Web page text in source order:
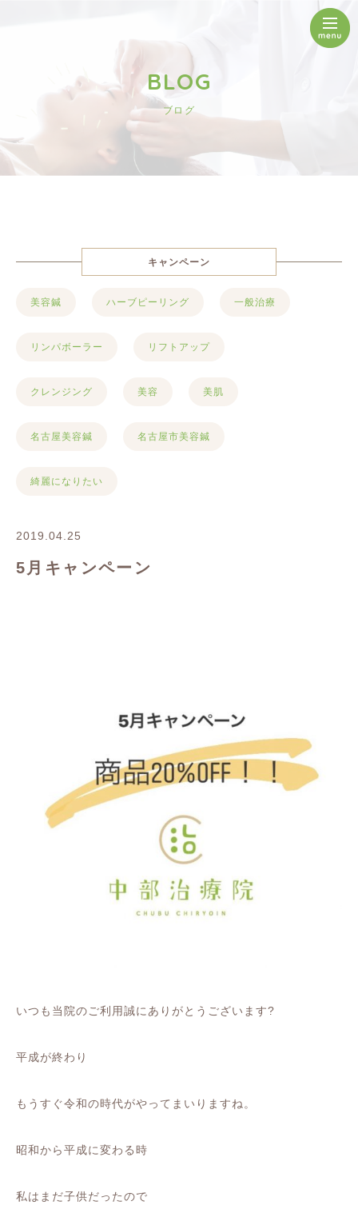
BLOG
ブログ
キャンペーン
美容鍼 ハーブピーリング 一般治療
リンパボーラー リフトアップ
クレンジング 美容 美肌
名古屋美容鍼 名古屋市美容鍼
綺麗になりたい
2019.04.25
5月キャンペーン
いつも当院のご利用誠にありがとうございます?
平成が終わり
もうすぐ令和の時代がやってまいりますね。
昭和から平成に変わる時
私はまだ子供だったので